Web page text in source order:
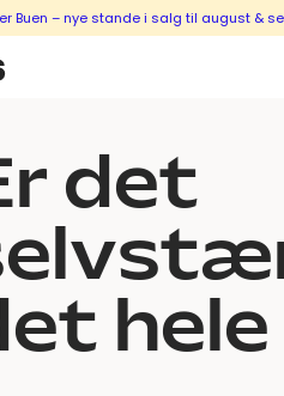
– nye stande i salg til august &
det